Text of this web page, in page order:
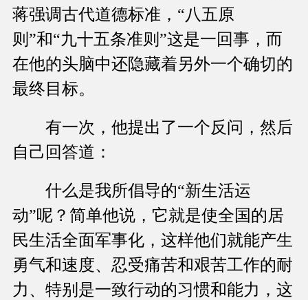
蒋强调古代道德标准，“八五原
则”和“九十五条准则”这是一回事，而
在他的头脑中还隐藏着另外一个确切的
最终目标。
有一次，他提出了一个反问，然后
自己回答道：
什么是我所倡导的“新生活运
动”呢？简单他说，它就是使全国的居
民生活全面军事化，这样他们就能产生
勇气和速度、忍受痛苦和艰苦工作的耐
力、特别是一致行动的习惯和能力，这